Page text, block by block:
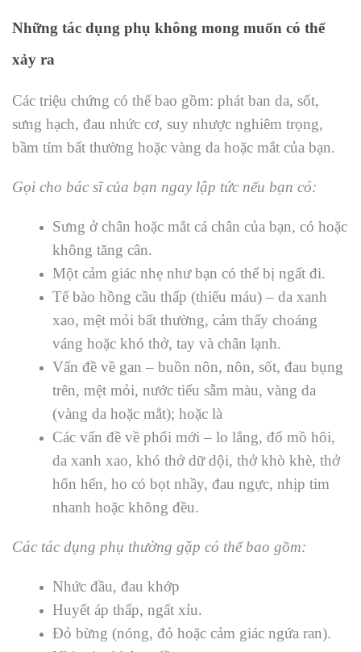
Những tác dụng phụ không mong muốn có thể
xảy ra
Các triệu chứng có thể bao gồm: phát ban da, sốt,
sưng hạch, đau nhức cơ, suy nhược nghiêm trọng,
bầm tím bất thường hoặc vàng da hoặc mắt của bạn.
Gọi cho bác sĩ của bạn ngay lập tức nếu bạn có:
Sưng ở chân hoặc mắt cá chân của bạn, có hoặc
không tăng cân.
Một cảm giác nhẹ như bạn có thể bị ngất đi.
Tế bào hồng cầu thấp (thiếu máu) – da xanh
xao, mệt mỏi bất thường, cảm thấy choáng
váng hoặc khó thở, tay và chân lạnh.
Vấn đề về gan – buồn nôn, nôn, sốt, đau bụng
trên, mệt mỏi, nước tiểu sẫm màu, vàng da
(vàng da hoặc mắt); hoặc là
Các vấn đề về phổi mới – lo lắng, đổ mồ hôi,
da xanh xao, khó thở dữ dội, thở khò khè, thở
hổn hển, ho có bọt nhầy, đau ngực, nhịp tim
nhanh hoặc không đều.
Các tác dụng phụ thường gặp có thể bao gồm:
Nhức đầu, đau khớp
Huyết áp thấp, ngất xỉu.
Đỏ bừng (nóng, đỏ hoặc cảm giác ngứa ran).